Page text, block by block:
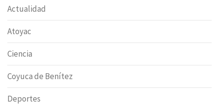
Actualidad
Atoyac
Ciencia
Coyuca de Benítez
Deportes